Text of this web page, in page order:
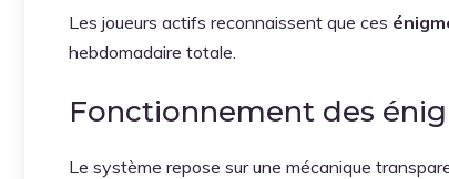
Les joueurs actifs reconnaissent que ces
hebdomadaire totale.
Fonctionnement des
Le système repose sur une mécanique